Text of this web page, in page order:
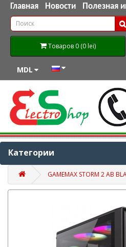
Главная Новости Полезная
Товаров 0 (0 lei)
MDL
Категории
GAMEMAX STORM 2 AB